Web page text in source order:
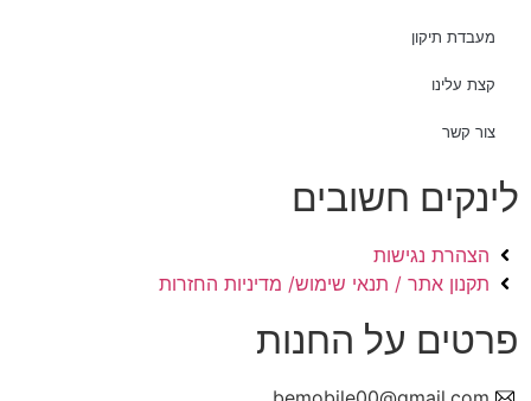
מעבדת תיקון
קצת עלינו
צור קשר
לינקים חשובים
הצהרת נגישות
תקנון אתר / תנאי שימוש/ מדיניות החזרות
פרטים על החנות